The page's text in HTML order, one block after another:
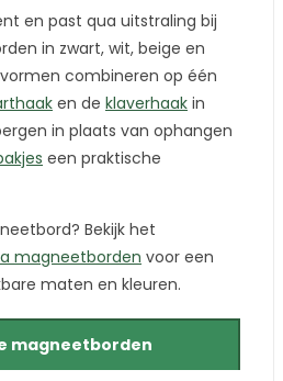
en past qua uitstraling bij
in zwart, wit, beige en
combineren op één
en de klaverhaak in
in plaats van ophangen
een praktische
Bekijk het
magneetborden voor een
maten en kleuren.
magneetborden